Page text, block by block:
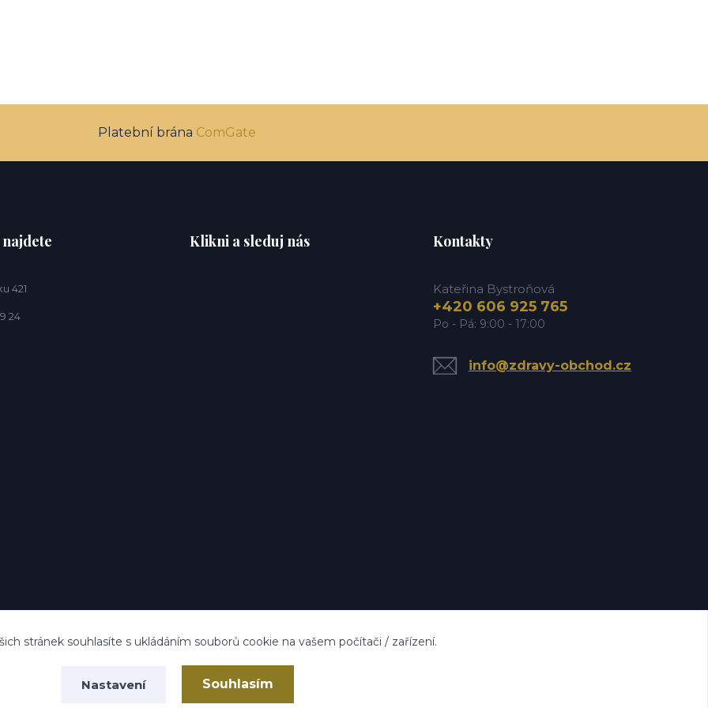
Platební brána ComGate
421
24
Klikni a sleduj nás Kontakty
Kateřina Bystroňová
+420 606 925 765
Po - Pá: 9:00 - 17:00
info@zdravy-obchod.cz
stránek souhlasíte s ukládáním souborů cookie na vašem počítači / zařízení.
Nastavení Souhlasím